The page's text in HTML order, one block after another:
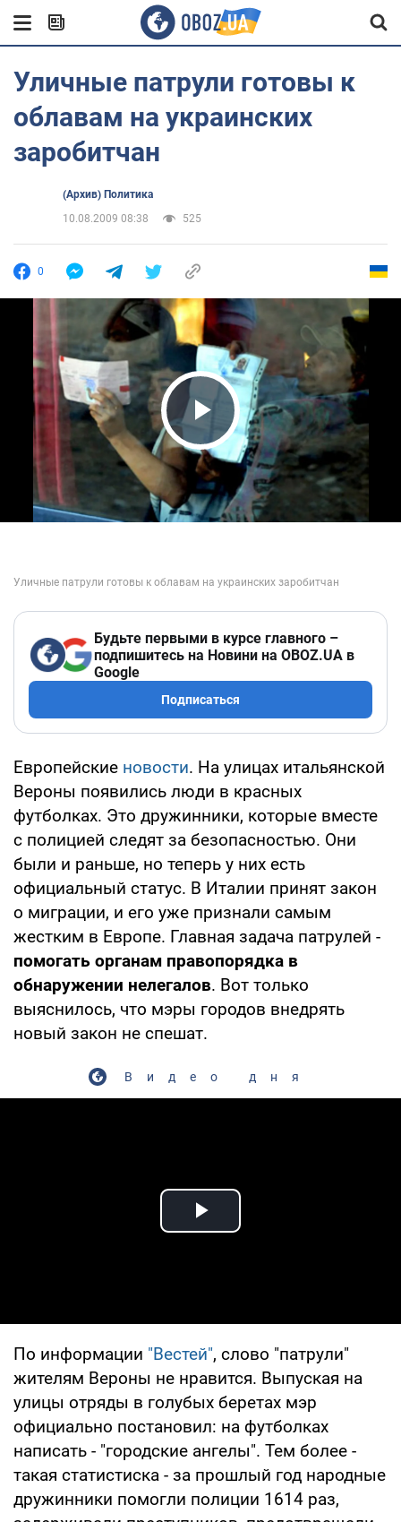
Уличные патрули готовы к
облавам на украинских
заробитчан
(Архив) Политика
10.08.2009 08:38
525
0
Play Video
Будьте первыми в курсе главного –
подпишитесь на Новини на OBOZ.UA в
Google
Подписаться
Европейские новости. На улицах итальянской
Вероны появились люди в красных
футболках. Это дружинники, которые вместе
с полицией следят за безопасностью. Они
были и раньше, но теперь у них есть
официальный статус. В Италии принят закон
о миграции, и его уже признали самым
жестким в Европе. Главная задача патрулей -
помогать органам правопорядка в
обнаружении нелегалов. Вот только
выяснилось, что мэры городов внедрять
новый закон не спешат.
Видео дня
Play Video
По информации "Вестей", слово "патрули"
жителям Вероны не нравится. Выпуская на
улицы отряды в голубых беретах мэр
официально постановил: на футболках
написать - "городские ангелы". Тем более -
такая статистиска - за прошлый год народные
дружинники помогли полиции 1614 раз,